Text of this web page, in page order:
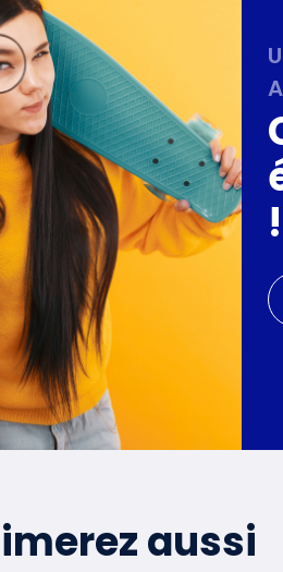
!
aussi